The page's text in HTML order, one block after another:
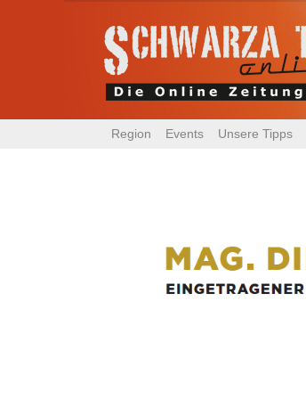
Region Events Unsere Tipps